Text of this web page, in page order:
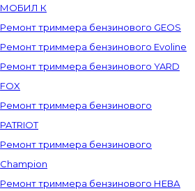
МОБИЛ К
Ремонт триммера бензинового GEOS
Ремонт триммера бензинового Evoline
Ремонт триммера бензинового YARD
FOX
Ремонт триммера бензинового
PATRIOT
Ремонт триммера бензинового
Champion
Ремонт триммера бензинового НЕВА